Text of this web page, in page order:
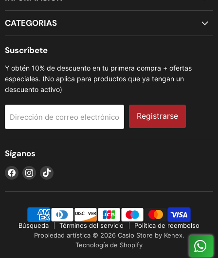
CATEGORIAS
Suscríbete
Y obtén 10% de descuento en tu primera compra + ofertas
especiales. (No aplica para productos que ya tengan un
descuento activo)
Dirección de correo electrónico Registrarse
Síganos
Encuéntrenos
en
Facebook
Encuéntrenos
en
Instagram
Encuéntrenos
TikTok
Búsqueda Términos del servicio
Política de reembolso
Propiedad artística © 2026 Casio Store by Kenex.
Tecnología de Shopify